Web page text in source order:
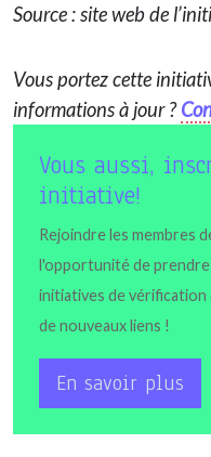
Source : site web de
Vous portez cette
informations à jour ?
Vous aussi,
initiative!
Rejoindre les membres
l'opportunité de prendre
initiatives de
de nouveaux liens !
En savoir plus